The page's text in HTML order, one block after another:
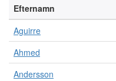
n
ö
v
Efternamn
Aguirre
Ahmed
Andersson